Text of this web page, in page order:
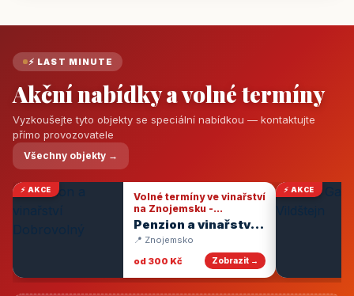
⚡ LAST MINUTE
Akční nabídky a volné termíny
Vyzkoušejte tyto objekty se speciální nabídkou — kontaktujte
přímo provozovatele
Všechny objekty →
⚡ AKCE
Volné termíny ve vinařství
na Znojemsku -
degustace vín
Penzion a vinařství
Dobrovolný
📍 Znojemsko
od 300 Kč
Zobrazit →
⚡ AKCE